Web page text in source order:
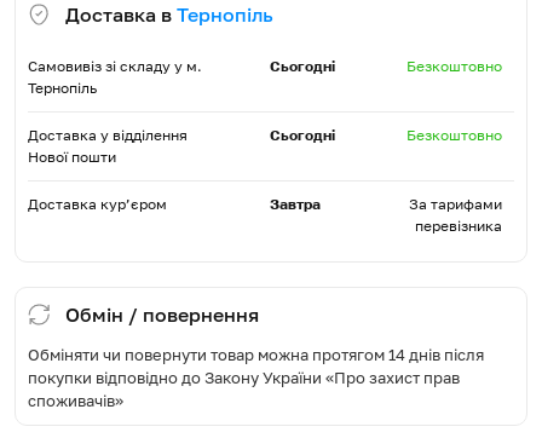
Доставка в Тернопіль
Самовивіз зі складу у м.
Тернопіль
Сьогодні Безкоштовно
Доставка у відділення
Нової пошти
Сьогодні Безкоштовно
Доставка кур’єром Завтра
За тарифами
перевізника
Обмін / повернення
Обміняти чи повернути товар можна протягом 14 днів після
покупки відповідно до Закону України «Про захист прав
споживачів»